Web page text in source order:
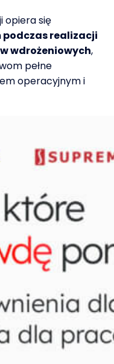
opiera się
realizacji
wdrożeniowych,
pełne
operacyjnym i